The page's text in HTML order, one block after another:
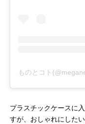
ものとコト
プラスチックケースに
すが、おしゃれにした